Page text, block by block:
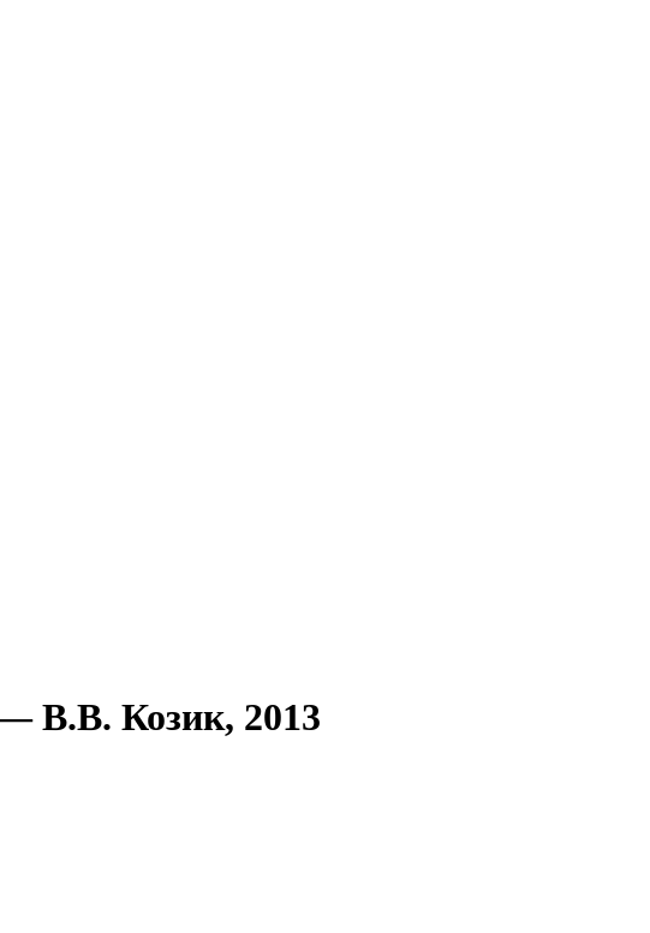
В.В. Козик, 2013